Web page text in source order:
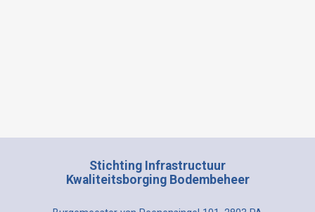
Stichting Infrastructuur
Kwaliteitsborging Bodembeheer